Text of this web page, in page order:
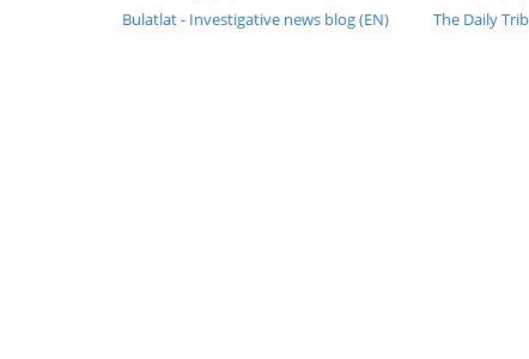
Bulatlat - Investigative news blog (EN)
The Daily